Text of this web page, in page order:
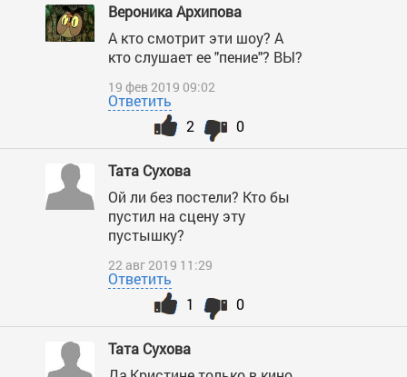
Вероника Архипова
А кто смотрит эти шоу? А
кто слушает ее "пение"? ВЫ?
19 фев 2019 09:02
Ответить
0
2
Тата Сухова
Ой ли без постели? Кто бы
пустил на сцену эту
пустышку?
22 авг 2019 11:29
Ответить
0
1
Тата Сухова